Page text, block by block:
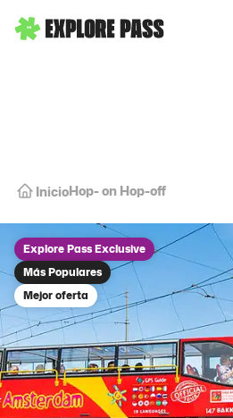
InicioHop- on Hop-off
Explore Pass Exclusive
Más Populares
Mejor oferta